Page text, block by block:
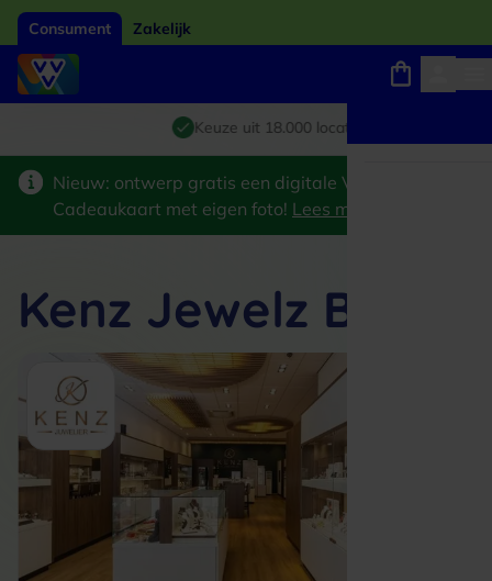
Consument Zakelijk
Giftcard van het jaar 2026
Keuze uit 18.000 locaties
Winkels, webshops en uitjes
Nieuw: ontwerp gratis een digitale VVV
Cadeaukaart met eigen foto! Lees meer
Kenz Jewelz B.V.